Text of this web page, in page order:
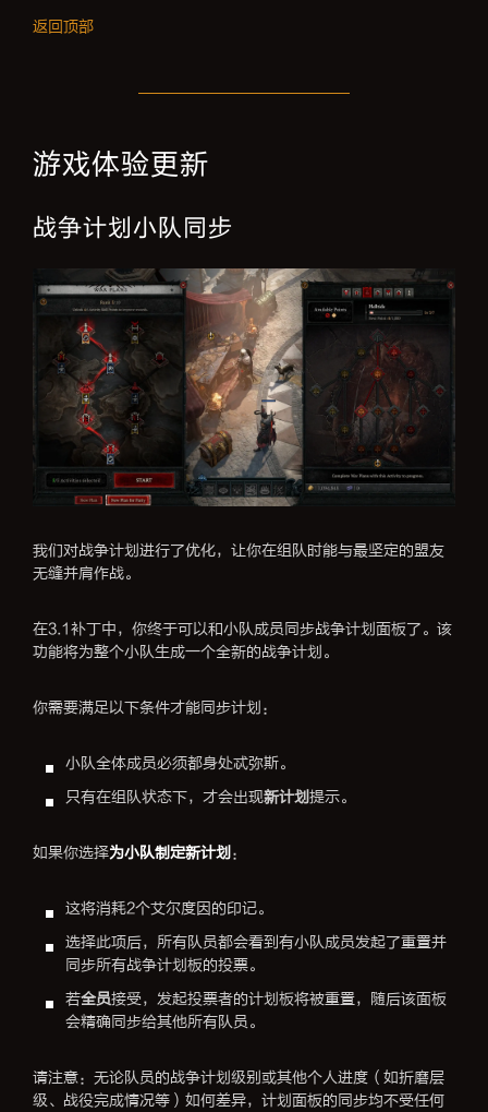
返回顶部
游戏体验更新
战争计划小队同步
我们对战争计划进行了优化，让你在组队时能与最坚定的盟友
无缝并肩作战。
在3.1补丁中，你终于可以和小队成员同步战争计划面板了。该
功能将为整个小队生成一个全新的战争计划。
你需要满足以下条件才能同步计划：
小队全体成员必须都身处忒弥斯。
只有在组队状态下，才会出现新计划提示。
如果你选择为小队制定新计划：
这将消耗2个艾尔度因的印记。
选择此项后，所有队员都会看到有小队成员发起了重置并
同步所有战争计划板的投票。
若全员接受，发起投票者的计划板将被重置，随后该面板
会精确同步给其他所有队员。
请注意：无论队员的战争计划级别或其他个人进度（如折磨层
级、战役完成情况等）如何差异，计划面板的同步均不受任何